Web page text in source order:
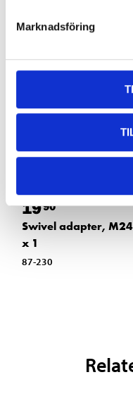
Marknadsföring
1990
Swivel adapter, M24
x 1
87-230